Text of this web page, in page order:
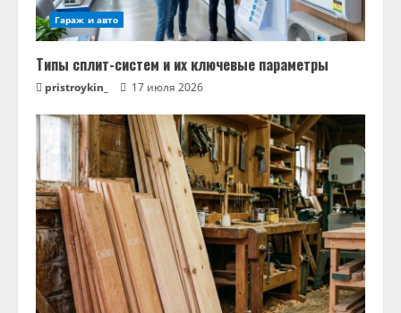
Гараж и авто
Типы сплит-систем и их ключевые параметры
pristroykin_ 17 июля 2026